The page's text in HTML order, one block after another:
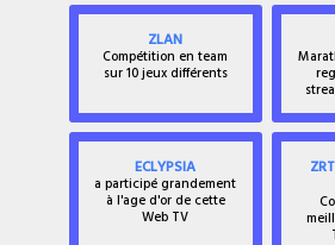
ZLAN
Compétition en team
sur 10 jeux différents
ECLYPSIA
a participé grandement
à l'age d'or de cette
Web TV